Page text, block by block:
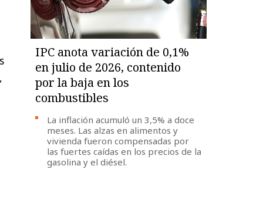
,
IPC anota variación de 0,1%
en julio de 2026, contenido
por la baja en los
combustibles
La inflación acumuló un 3,5% a doce
meses. Las alzas en alimentos y
vivienda fueron compensadas por
las fuertes caídas en los precios de la
gasolina y el diésel.